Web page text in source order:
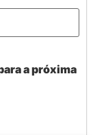
a próxima